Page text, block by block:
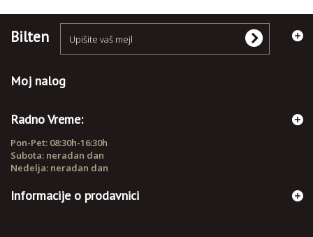
Bilten
Moj nalog
Radno Vreme:
Pon-Pet: 08:30h-16:30h
Subota: neradan dan
Nedelja: neradan dan
Informacije o prodavnici